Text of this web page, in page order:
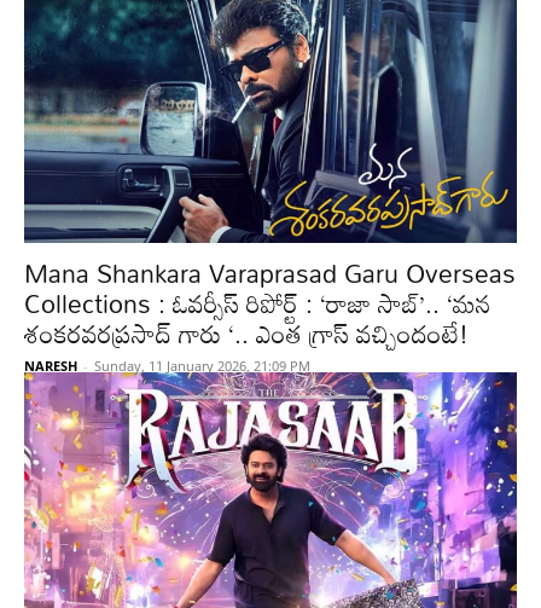
Mana Shankara Varaprasad Garu Overseas
Collections : ఓవర్సీస్ రిపోర్ట్ : ‘రాజా సాబ్’.. ‘మన
శంకరవరప్రసాద్ గారు ‘.. ఎంత గ్రాస్ వచ్చిందంటే!
NARESH - Sunday, 11 January 2026, 21:09 PM